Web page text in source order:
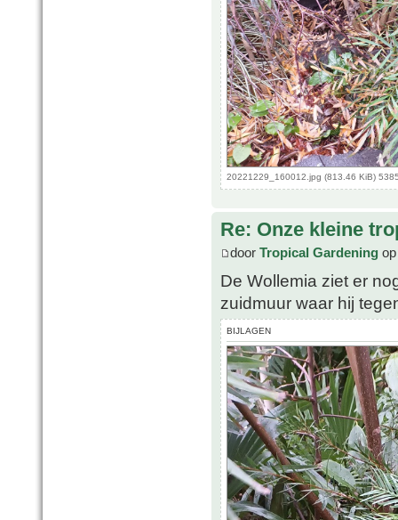
20221229_160012.jpg (813.46 KiB)
Re: Onze kleine
door Tropical Gardening
De Wollemia ziet er
zuidmuur waar hij
BIJLAGEN